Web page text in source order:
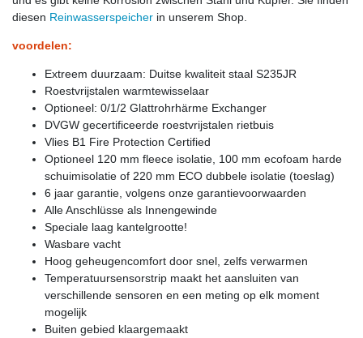
diesen Reinwasserspeicher in unserem Shop.
voordelen:
Extreem duurzaam: Duitse kwaliteit staal S235JR
Roestvrijstalen warmtewisselaar
Optioneel: 0/1/2 Glattrohrhärme Exchanger
DVGW gecertificeerde roestvrijstalen rietbuis
Vlies B1 Fire Protection Certified
Optioneel 120 mm fleece isolatie, 100 mm ecofoam harde
schuimisolatie of 220 mm ECO dubbele isolatie (toeslag)
6 jaar garantie, volgens onze garantievoorwaarden
Alle Anschlüsse als Innengewinde
Speciale laag kantelgrootte!
Wasbare vacht
Hoog geheugencomfort door snel, zelfs verwarmen
Temperatuursensorstrip maakt het aansluiten van
verschillende sensoren en een meting op elk moment
mogelijk
Buiten gebied klaargemaakt